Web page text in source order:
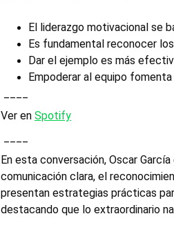
El liderazgo motivacional se
Es fundamental reconocer
Dar el ejemplo es más
Empoderar al equipo
Ver en Spotify
En esta conversación, Oscar
comunicación clara, el
presentan estrategias prácticas
destacando que lo extraordinario